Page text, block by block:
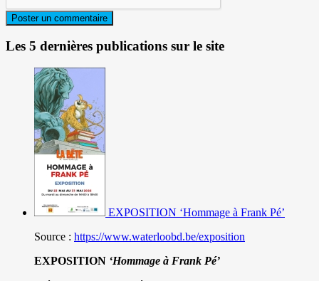
Les 5 dernières publications sur le site
EXPOSITION ‘Hommage à Frank Pé’
Source : https://www.waterloobd.be/exposition
EXPOSITION ‘Hommage à Frank Pé’